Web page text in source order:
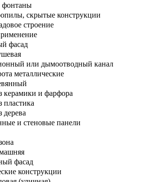
фонтаны
скрытые конструкции
строение
фасад
или дымоотводный канал
металлические
керамики и фарфора
пластика
дерева
и стеновые панели
фасад
конструкции